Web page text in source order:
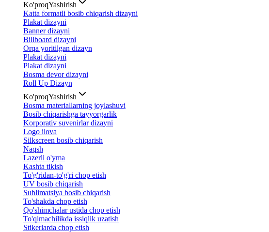
Ko'proqYashirish
Katta formatli bosib chiqarish dizayni
Plakat dizayni
Banner dizayni
Billboard dizayni
Orqa yoritilgan dizayn
Plakat dizayni
Plakat dizayni
Bosma devor dizayni
Roll Up Dizayn
Ko'proqYashirish
Bosma materiallarning joylashuvi
Bosib chiqarishga tayyorgarlik
Korporativ suvenirlar dizayni
Logo ilova
Silkscreen bosib chiqarish
Naqsh
Lazerli o'yma
Kashta tikish
To'g'ridan-to'g'ri chop etish
UV bosib chiqarish
Sublimatsiya bosib chiqarish
To'shakda chop etish
Qo'shimchalar ustida chop etish
To'qimachilikda issiqlik uzatish
Stikerlarda chop etish